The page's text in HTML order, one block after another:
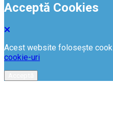
Acceptă Cookies
Acest website folosește
cookie-uri